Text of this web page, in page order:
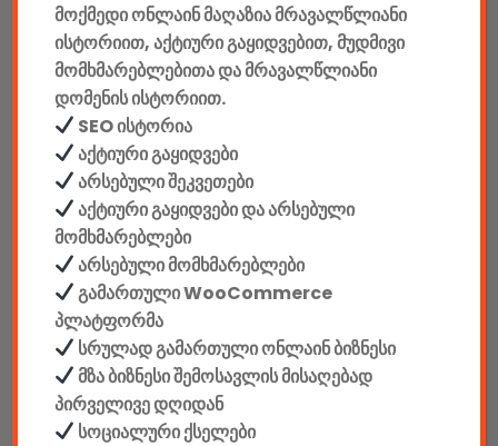
ელემენტები
აკკუმულატორები
კაბელები & დამტენები
დისკები
ჩანთები
სეიფები
კონსტრუქტორები
მოქმედი ონლაინ მაღაზია მრავალწლიანი
ისტორიით, აქტიური გაყიდვებით, მუდმივი
მომხმარებლებითა და მრავალწლიანი
დომენის ისტორიით.
SEO ისტორია
აქტიური გაყიდვები
არსებული შეკვეთები
აქტიური გაყიდვები და არსებული
მომხმარებლები
არსებული მომხმარებლები
გამართული WooCommerce
პლატფორმა
სრულად გამართული ონლაინ ბიზნესი
მზა ბიზნესი შემოსავლის მისაღებად
პირველივე დღიდან
სოციალური ქსელები